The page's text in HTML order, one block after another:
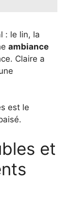
: le lin, la
ambiance
Claire a
est le
et